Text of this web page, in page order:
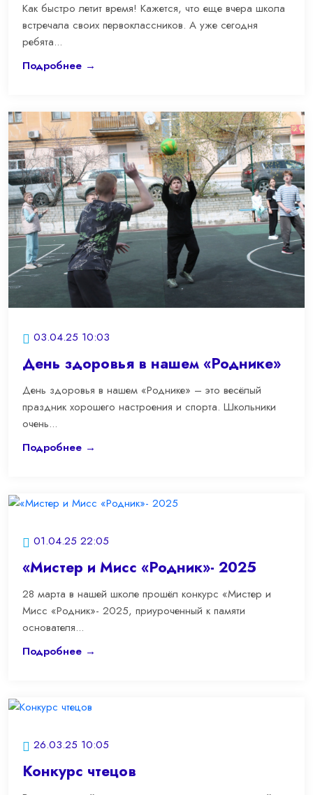
Как быстро летит время! Кажется, что еще вчера школа
встречала своих первоклассников. А уже сегодня
ребята...
Подробнее →
03.04.25 10:03
День здоровья в нашем «Роднике»
День здоровья в нашем «Роднике» – это весёлый
праздник хорошего настроения и спорта. Школьники
очень...
Подробнее →
01.04.25 22:05
«Мистер и Мисс «Родник»- 2025
28 марта в нашей школе прошёл конкурс «Мистер и
Мисс «Родник»- 2025, приуроченный к памяти
основателя...
Подробнее →
26.03.25 10:05
Конкурс чтецов